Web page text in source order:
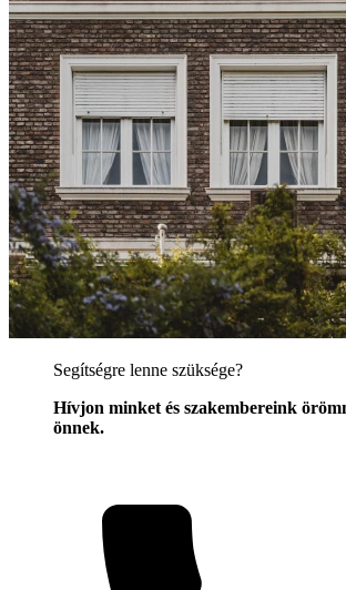
Segítségre lenne szüksége?
Hívjon minket és szakembereink
önnek.